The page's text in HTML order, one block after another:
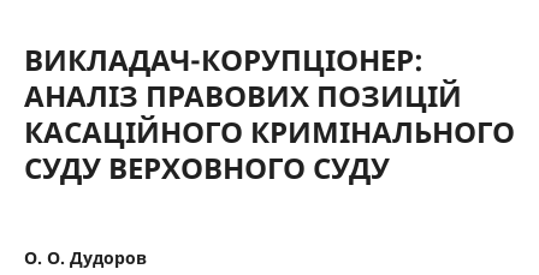
ВИКЛАДАЧ-КОРУПЦІОНЕР:
АНАЛІЗ ПРАВОВИХ ПОЗИЦІЙ
КАСАЦІЙНОГО КРИМІНАЛЬНОГО
СУДУ ВЕРХОВНОГО СУДУ
О. О. Дудоров